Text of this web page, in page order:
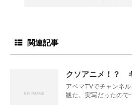
関連記事
クソアニメ！？
アベマTVでチャンネ
観た。実写だったので